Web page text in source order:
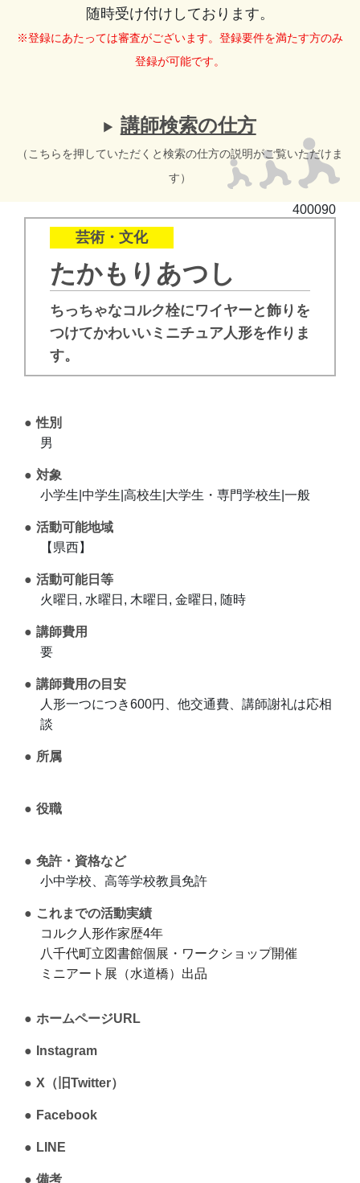
随時受け付けしております。
※登録にあたっては審査がございます。登録要件を満たす方のみ
登録が可能です。
講師検索の仕方
（こちらを押していただくと検索の仕方の説明がご覧いただけま
す）
400090
芸術・文化
たかもりあつし
ちっちゃなコルク栓にワイヤーと飾りを
つけてかわいいミニチュア人形を作りま
す。
性別
男
対象
小学生|中学生|高校生|大学生・専門学校生|一般
活動可能地域
【県西】
活動可能日等
火曜日, 水曜日, 木曜日, 金曜日, 随時
講師費用
要
講師費用の目安
人形一つにつき600円、他交通費、講師謝礼は応相
談
所属
役職
免許・資格など
小中学校、高等学校教員免許
これまでの活動実績
コルク人形作家歴4年
八千代町立図書館個展・ワークショップ開催
ミニアート展（水道橋）出品
ホームページURL
Instagram
X（旧Twitter）
Facebook
LINE
備考